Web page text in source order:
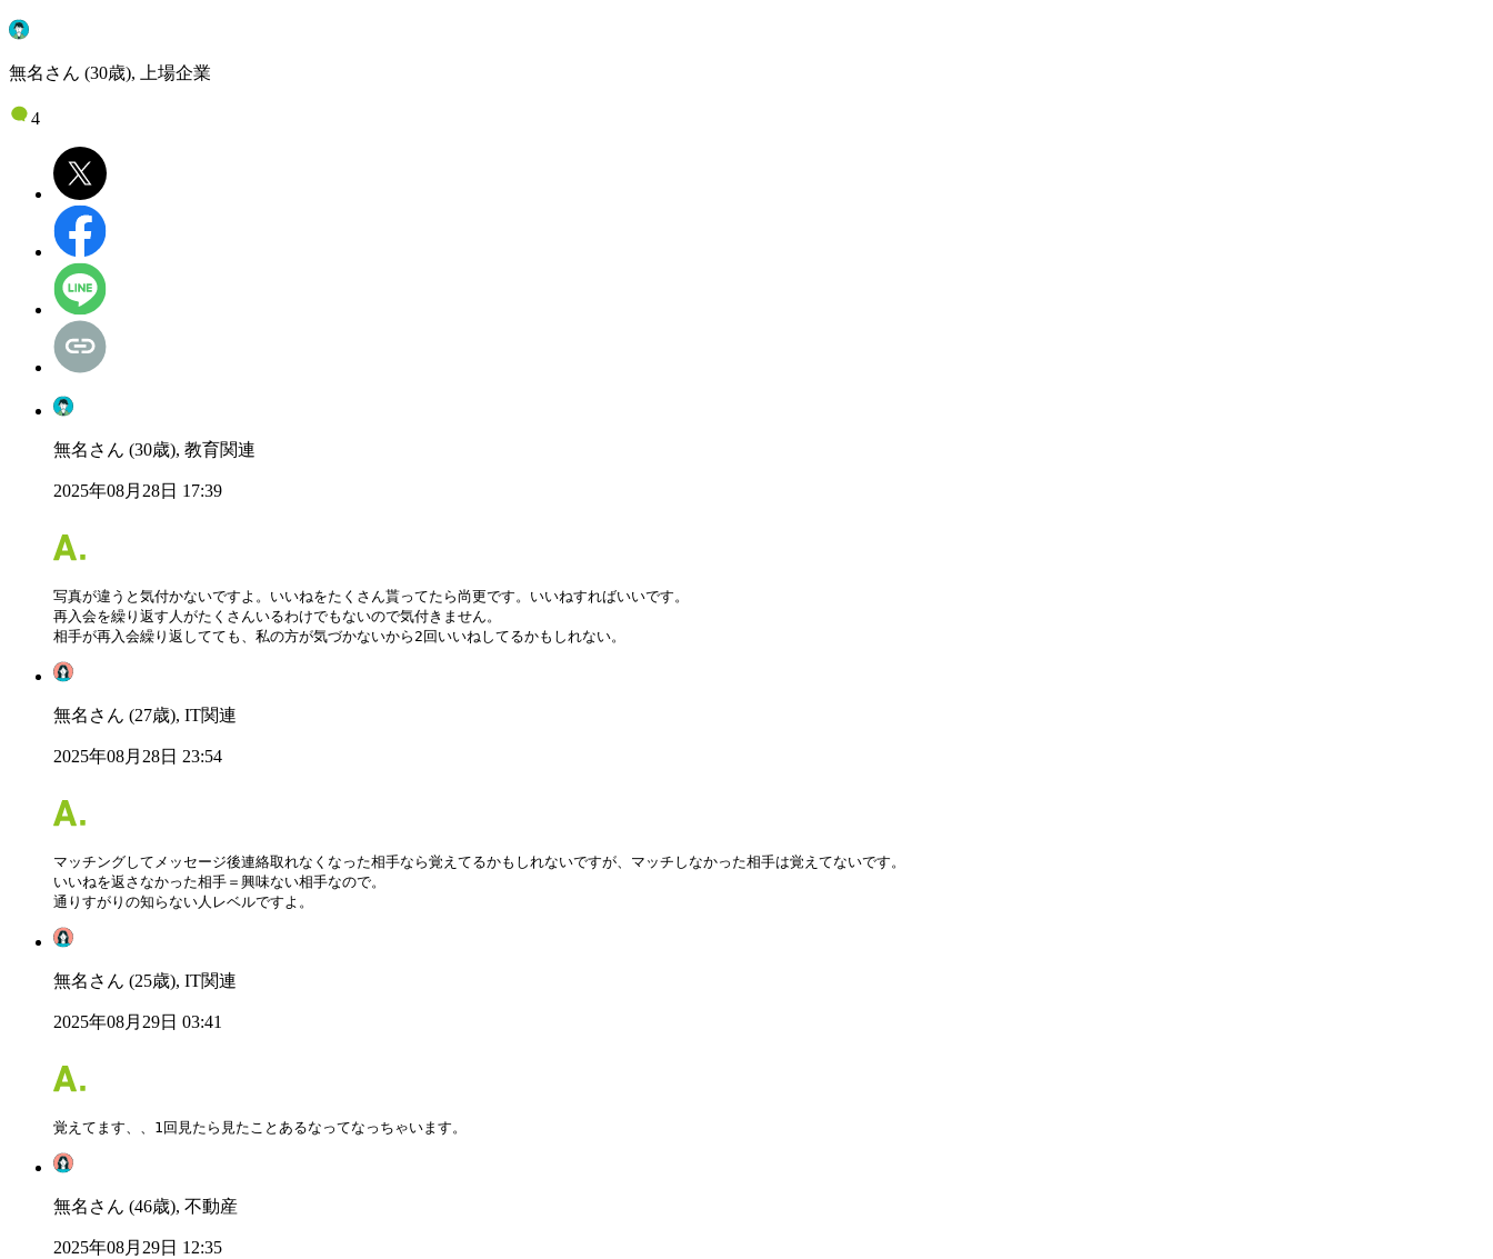
無名さん (30歳), 上場企業
4
無名さん (30歳), 教育関連
2025年08月28日 17:39
写真が違うと気付かないですよ。いいねをたくさん貰ってたら尚更です。いいねすればいいです。
再入会を繰り返す人がたくさんいるわけでもないので気付きません。
相手が再入会繰り返してても、私の方が気づかないから2回いいねしてるかもしれない。
無名さん (27歳), IT関連
2025年08月28日 23:54
マッチングしてメッセージ後連絡取れなくなった相手なら覚えてるかもしれないですが、マッチしなかった相手は覚えてないです。
いいねを返さなかった相手＝興味ない相手なので。
通りすがりの知らない人レベルですよ。
無名さん (25歳), IT関連
2025年08月29日 03:41
覚えてます、、1回見たら見たことあるなってなっちゃいます。
無名さん (46歳), 不動産
2025年08月29日 12:35